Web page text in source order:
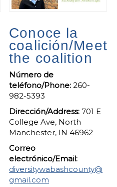
Conoce la
coalición/Meet
the coalition
Número de
teléfono/Phone:260-
982-5393
Dirección/Address:701 E
College Ave, North
Manchester, IN 46962
Correo
electrónico/Email:
diversitywabashcounty@
gmail.com